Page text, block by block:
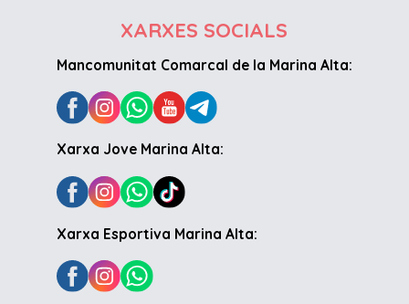
XARXES SOCIALS
Mancomunitat Comarcal de la Marina Alta:
Xarxa Jove Marina Alta:
Xarxa Esportiva Marina Alta: